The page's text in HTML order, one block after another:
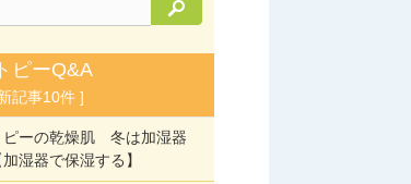
検索
ピーQ&A
記事10件 ]
ピーの乾燥肌 冬は加湿器
湿器で保湿する】